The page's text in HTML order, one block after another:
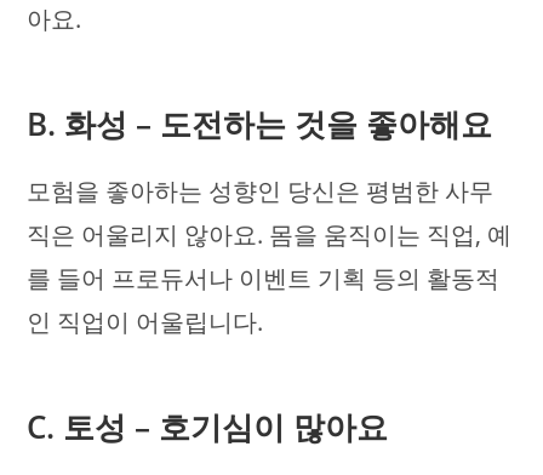
아요.
B. 화성 – 도전하는 것을 좋아해요
모험을 좋아하는 성향인 당신은 평범한 사무
직은 어울리지 않아요. 몸을 움직이는 직업, 예
를 들어 프로듀서나 이벤트 기획 등의 활동적
인 직업이 어울립니다.
C. 토성 – 호기심이 많아요